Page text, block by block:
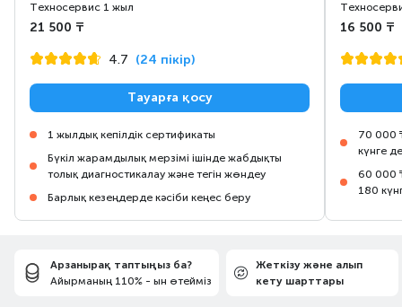
Техносервис 1 жыл
21 500 ₸
4.7 (24 пікір)
Тауарға қосу
1 жылдық кепілдік сертификаты
Бүкіл жарамдылық мерзімі ішінде жабдықты
толық диагностикалау және тегін жөндеу
Барлық кезеңдерде кәсіби кеңес беру
16 500 ₸
70 000
күнге
60 000
180
Арзанырақ таптыңыз ба?
Айырманың 110% - ын өтейміз
Жеткізу және алып
кету шарттары